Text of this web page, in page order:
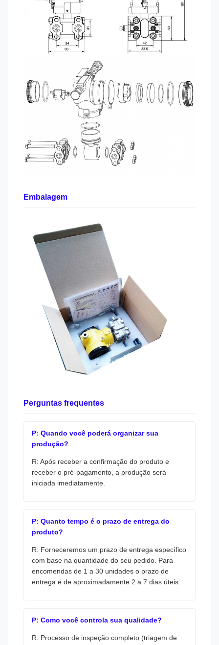
Embalagem
Perguntas frequentes
P: Quando você poderá organizar sua
produção?
R: Após receber a confirmação do produto e
receber o pré-pagamento, a produção será
iniciada imediatamente.
P: Quanto tempo é o prazo de entrega do
produto?
R: Forneceremos um prazo de entrega específico
com base na quantidade do seu pedido. Para
encomendas de 1 a 30 unidades o prazo de
entrega é de aproximadamente 2 a 7 dias úteis.
P: Como você controla sua qualidade?
R: Processo de inspeção completo (triagem de